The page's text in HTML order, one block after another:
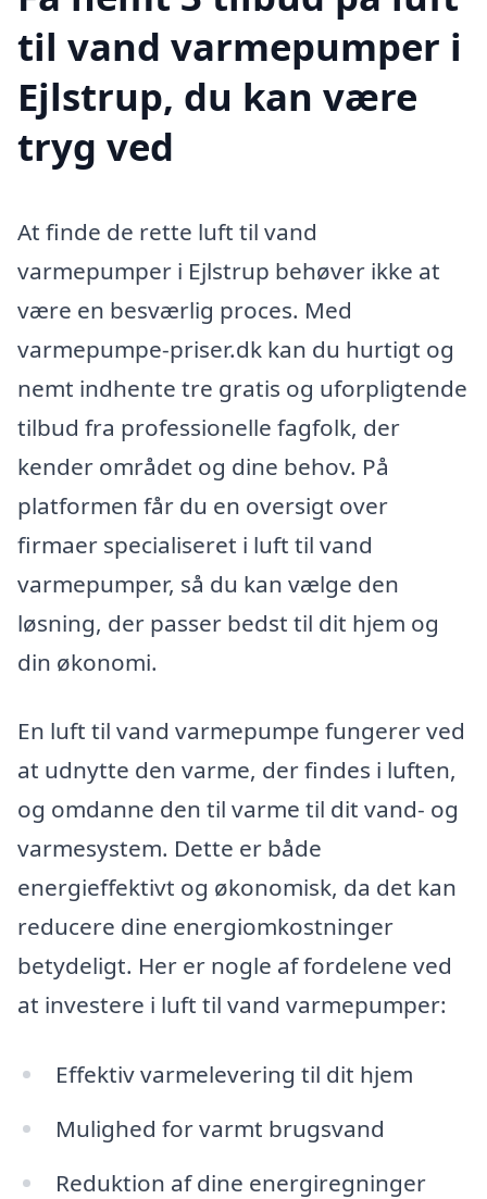
til vand varmepumper i
Ejlstrup, du kan være
tryg ved
At finde de rette luft til vand
varmepumper i Ejlstrup behøver ikke at
være en besværlig proces. Med
varmepumpe-priser.dk kan du hurtigt og
nemt indhente tre gratis og uforpligtende
tilbud fra professionelle fagfolk, der
kender området og dine behov. På
platformen får du en oversigt over
firmaer specialiseret i luft til vand
varmepumper, så du kan vælge den
løsning, der passer bedst til dit hjem og
din økonomi.
En luft til vand varmepumpe fungerer ved
at udnytte den varme, der findes i luften,
og omdanne den til varme til dit vand- og
varmesystem. Dette er både
energieffektivt og økonomisk, da det kan
reducere dine energiomkostninger
betydeligt. Her er nogle af fordelene ved
at investere i luft til vand varmepumper:
Effektiv varmelevering til dit hjem
Mulighed for varmt brugsvand
Reduktion af dine energiregninger